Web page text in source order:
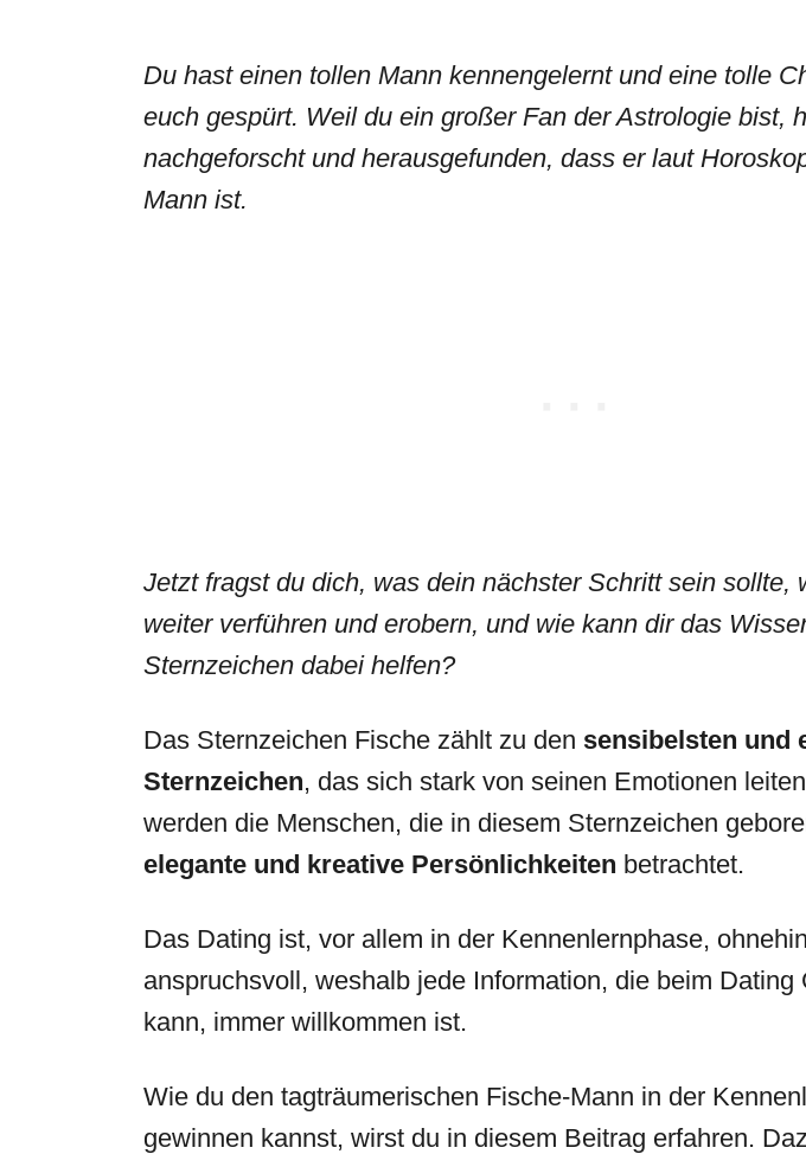
Du hast einen tollen Mann kennengelernt und eine tolle
euch gespürt. Weil du ein großer Fan der Astrologie bist,
nachgeforscht und herausgefunden, dass er laut
Mann ist.
Jetzt fragst du dich, was dein nächster Schritt sein sollte,
weiter verführen und erobern, und wie kann dir das
Sternzeichen dabei helfen?
Das Sternzeichen Fische zählt zu den sensibelsten und
Sternzeichen, das sich stark von seinen Emotionen
werden die Menschen, die in diesem Sternzeichen
elegante und kreative Persönlichkeiten betrachtet.
Das Dating ist, vor allem in der Kennenlernphase,
anspruchsvoll, weshalb jede Information, die beim Dating
kann, immer willkommen ist.
Wie du den tagträumerischen Fische-Mann in der
gewinnen kannst, wirst du in diesem Beitrag erfahren.